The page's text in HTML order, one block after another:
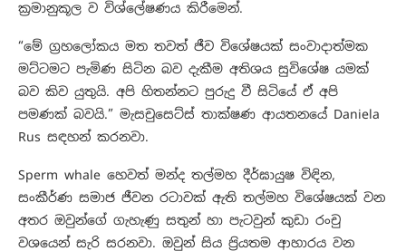
ක්‍රමානුකූල ව විශ්ලේෂණය කිරීමෙන්.
“මේ ග්‍රහලෝකය මත තවත් ජීව විශේෂයක් සංවාදාත්මක
මට්ටමට පැමිණ සිටින බව දැකීම අතිශය සුවිශේෂ යමක්
බව කිව යුතුයි. අපි හිතන්නට පුරුදු වී සිටියේ ඒ අපි
පමණක් බවයි.” මැසචුසෙට්ස් තාක්ෂණ ආයතනයේ Daniela
Rus සඳහන් කරනවා.
Sperm whale හෙවත් මන්ද තල්මහ දීර්ඝායුෂ විඳින,
සංකීර්ණ සමාජ ජීවන රටාවක් ඇති තල්මහ විශේෂයක් වන
අතර ඔවුන්ගේ ගැහැණු සතුන් හා පැටවුන් කුඩා රංචු
වශයෙන් සැරි සරනවා. ඔවුන් සිය ප්‍රියතම ආහාරය වන